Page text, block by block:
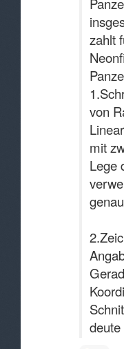
zahlt
von
mit
Lege